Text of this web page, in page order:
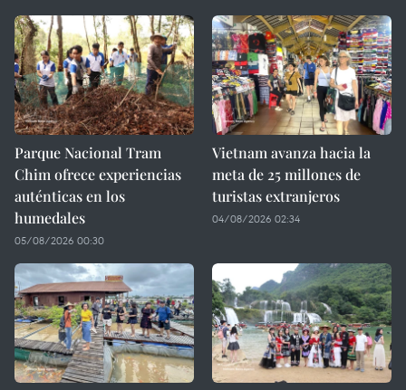
Parque Nacional Tram
Chim ofrece experiencias
auténticas en los
humedales
05/08/2026 00:30
Vietnam avanza hacia la
meta de 25 millones de
turistas extranjeros
04/08/2026 02:34